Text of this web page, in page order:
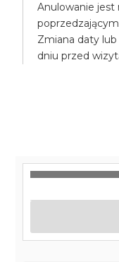
Anulowanie
Zmiana daty
dniu przed